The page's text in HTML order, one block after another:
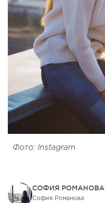
Фото: Instagram
СОФИЯ РОМАНОВА
София Романова